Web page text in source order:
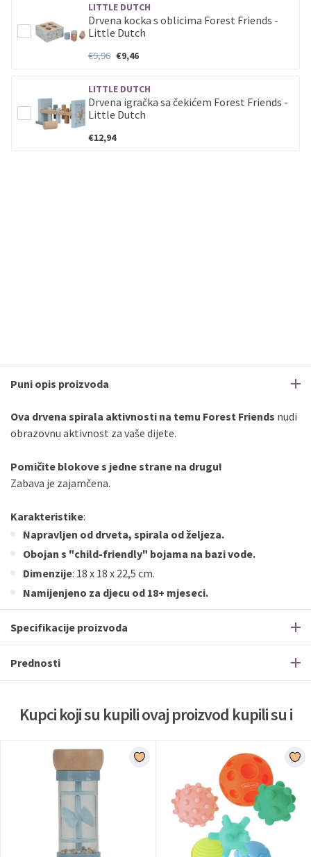
LITTLE DUTCH
Drvena kocka s oblicima Forest Friends -
Little Dutch
€9,96 €9,46
LITTLE DUTCH
Drvena igračka sa čekićem Forest Friends -
Little Dutch
€12,94
Puni opis proizvoda
Ova drvena spirala aktivnosti na temu Forest Friends nudi
obrazovnu aktivnost za vaše dijete.
Pomičite blokove s jedne strane na drugu!
Zabava je zajamčena.
Karakteristike:
Napravljen od drveta, spirala od željeza.
Obojan s "child-friendly" bojama na bazi vode.
Dimenzije: 18 x 18 x 22,5 cm.
Namijenjeno za djecu od 18+ mjeseci.
Specifikacije proizvoda
Prednosti
Kupci koji su kupili ovaj proizvod kupili su i